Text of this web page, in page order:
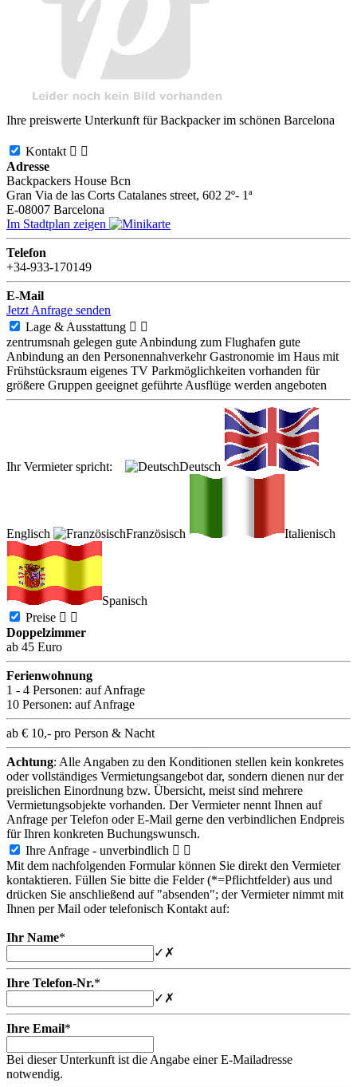
Ihre preiswerte Unterkunft für Backpacker im schönen Barcelona
Kontakt  
Adresse
Backpackers House Bcn
Gran Via de las Corts Catalanes street, 602 2º- 1ª
E-08007 Barcelona
Im Stadtplan zeigen
Telefon
+34-933-170149
E-Mail
Jetzt Anfrage senden
Lage & Ausstattung  
zentrumsnah gelegen gute Anbindung zum Flughafen gute
Anbindung an den Personennahverkehr Gastronomie im Haus mit
Frühstücksraum eigenes TV Parkmöglichkeiten vorhanden für
größere Gruppen geeignet geführte Ausflüge werden angeboten
Ihr Vermieter spricht: Deutsch
Englisch Französisch Italienisch
Spanisch
Preise  
Doppelzimmer
ab 45 Euro
Ferienwohnung
1 - 4 Personen: auf Anfrage
10 Personen: auf Anfrage
ab € 10,- pro Person & Nacht
Achtung: Alle Angaben zu den Konditionen stellen kein konkretes
oder vollständiges Vermietungsangebot dar, sondern dienen nur der
preislichen Einordnung bzw. Übersicht, meist sind mehrere
Vermietungsobjekte vorhanden. Der Vermieter nennt Ihnen auf
Anfrage per Telefon oder E-Mail gerne den verbindlichen Endpreis
für Ihren konkreten Buchungswunsch.
Ihre Anfrage - unverbindlich  
Mit dem nachfolgenden Formular können Sie direkt den Vermieter
kontaktieren. Füllen Sie bitte die Felder (*=Pflichtfelder) aus und
drücken Sie anschließend auf "absenden"; der Vermieter nimmt mit
Ihnen per Mail oder telefonisch Kontakt auf:
Ihr Name*
✓ ✗
Ihre Telefon-Nr.*
✓ ✗
Ihre Email*
Bei dieser Unterkunft ist die Angabe einer E-Mailadresse
notwendig.